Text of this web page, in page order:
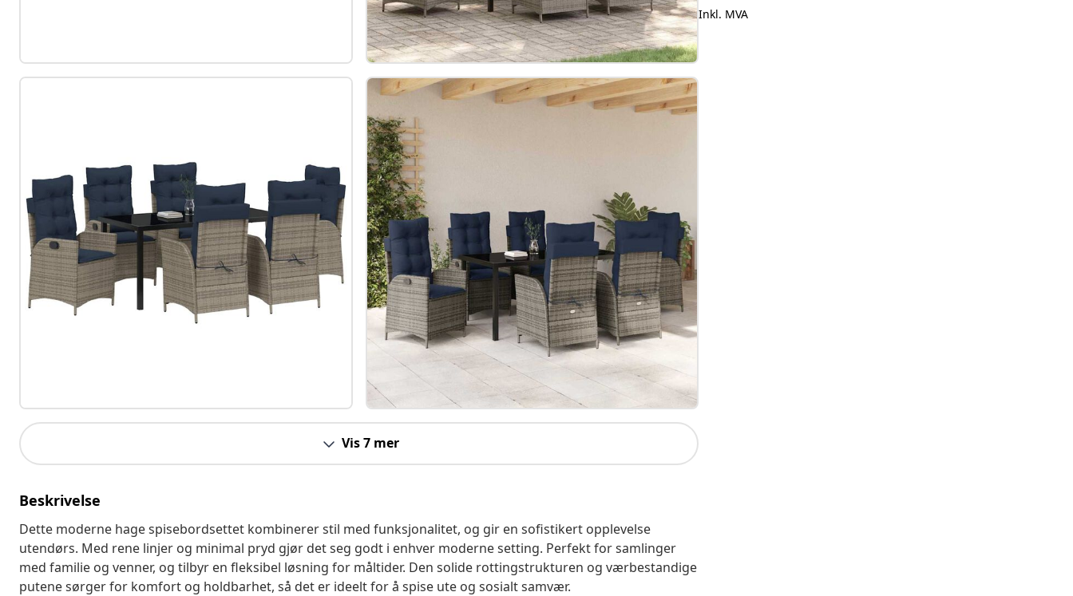
Vis 7 mer
Beskrivelse
Dette moderne hage spisebordsettet kombinerer stil med funksjonalitet, og gir en sofistikert opplevelse
utendørs. Med rene linjer og minimal pryd gjør det seg godt i enhver moderne setting. Perfekt for samlinger
med familie og venner, og tilbyr en fleksibel løsning for måltider. Den solide rottingstrukturen og værbestandige
putene sørger for komfort og holdbarhet, så det er ideelt for å spise ute og sosialt samvær.
Inkl. MVA